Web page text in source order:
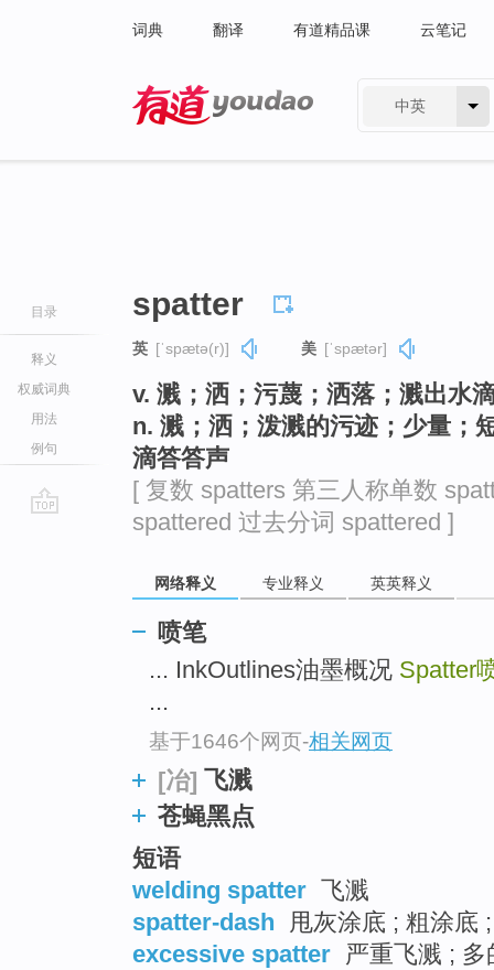
词典 翻译 有道精品课 云笔记
中英
目录
释义
权威词典
用法
例句
spatter
英 [ˈspætə(r)] 美 [ˈspætər]
v. 溅；洒；污蔑；洒落；溅出水
n. 溅；洒；泼溅的污迹；少量；
滴答答声
[ 复数 spatters 第三人称单数
spattered 过去分词 spattered ]
网络释义 专业释义 英英释义
喷笔
... InkOutlines油墨概况 Spatter
...
基于1646个网页-相关网页
[冶] 飞溅
苍蝇黑点
短语
welding spatter 飞溅
spatter-dash
甩灰涂底 ; 粗涂底
excessive spatter 严重飞溅 ;